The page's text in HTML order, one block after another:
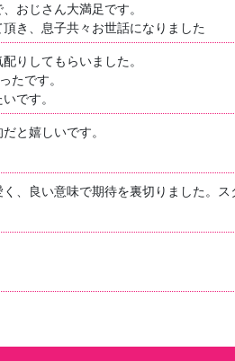
おじさん大満足です。
き、息子共々お世話になりました
りしてもらいました。
たです。
です。
と嬉しいです。
、良い意味で期待を裏切りました。